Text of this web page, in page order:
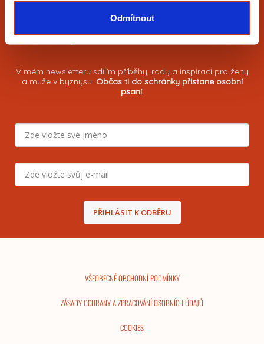
Odmítnout
Co řeším jako žena
podnikatelka?
V mém newsletteru sdílím příběhy, rady a inspiraci pro ženy
a muže v byznysu. Občas ti do schránky přistane osobní
psaní.
PŘIHLÁSIT K ODBĚRU
VŠEOBECNÉ OBCHODNÍ PODMÍNKY
ZÁSADY OCHRANY A ZPRACOVÁNÍ OSOBNÍCH ÚDAJŮ
COOKIES